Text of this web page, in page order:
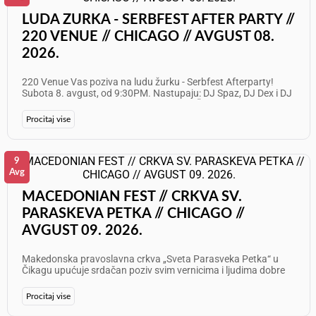
LUDA ZURKA - SERBFEST AFTER PARTY //
220 VENUE // CHICAGO // AVGUST 08.
2026.
220 Venue Vas poziva na ludu žurku - Serbfest Afterparty!
Subota 8. avgust, od 9:30PM. Nastupaju: DJ Spaz, DJ Dex i DJ
provod!
Procitaj vise
MACEDONIAN FEST // CRKVA SV.
PARASKEVA PETKA // CHICAGO //
AVGUST 09. 2026.
Makedonska pravoslavna crkva „Sveta Parasveka Petka“ u
Čikagu upućuje srdačan poziv svim vernicima i ljudima dobre
tradicionalnog Macedonian Fest-a! Očekuje vas dan ispunjen
duhovnom radošću, vrhunskim specijalitetima i bogatim
Procitaj vise
9
Avg